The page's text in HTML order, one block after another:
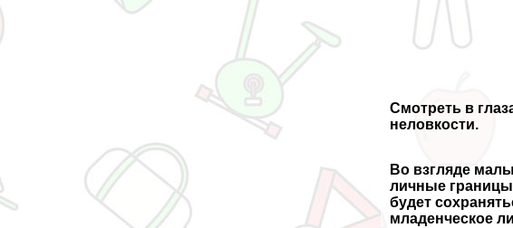
Смотреть в
неловкости.
Во взгляде
личные
будет
младенческое